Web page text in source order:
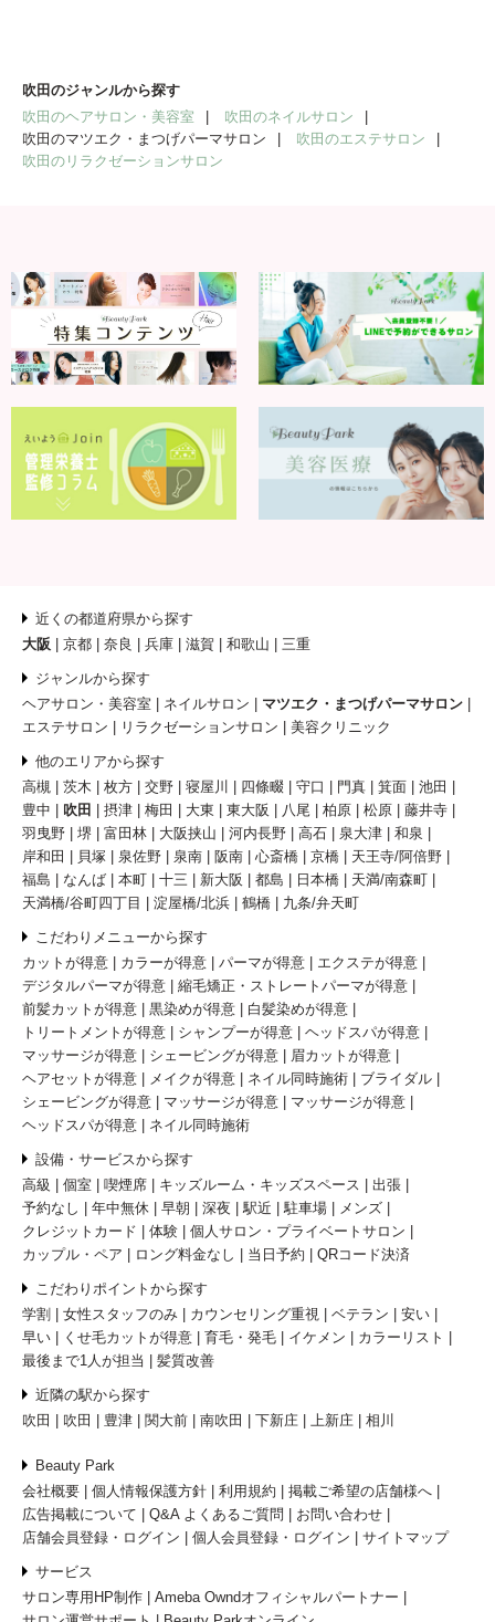
吹田のジャンルから探す
吹田のヘアサロン・美容室
吹田のネイルサロン
吹田のマツエク・まつげパーマサロン
吹田のエステサロン
吹田のリラクゼーションサロン
近くの都道府県から探す
大阪
京都 奈良 兵庫 滋賀 和歌山 三重
ジャンルから探す
ヘアサロン・美容室
ネイルサロン
マツエク・まつげパーマサロン
エステサロン
リラクゼーションサロン 美容クリニック
他のエリアから探す
高槻
茨木 枚方 交野 寝屋川 四條畷 守口 門真 箕面
池田
豊中
吹田 摂津 梅田 大東 東大阪 八尾 柏原 松原
藤井寺
羽曳野
堺 富田林 大阪挟山 河内長野 高石 泉大津
和泉
岸和田
貝塚 泉佐野 泉南 阪南 心斎橋 京橋
天王寺/阿倍野
福島
なんば 本町 十三 新大阪 都島 日本橋
天満/南森町
天満橋/谷町四丁目
淀屋橋/北浜 鶴橋 九条/弁天町
こだわりメニューから探す
カットが得意
カラーが得意 パーマが得意
エクステが得意
デジタルパーマが得意
縮毛矯正・ストレートパーマが得意
前髪カットが得意
黒染めが得意
白髪染めが得意
トリートメントが得意
シャンプーが得意
ヘッドスパが得意
マッサージが得意
シェービングが得意
眉カットが得意
ヘアセットが得意
メイクが得意 ネイル同時施術
ブライダル
シェービングが得意
マッサージが得意
マッサージが得意
ヘッドスパが得意
ネイル同時施術
設備・サービスから探す
高級
個室 喫煙席 キッズルーム・キッズスペース
出張
予約なし
年中無休 早朝 深夜 駅近 駐車場
メンズ
クレジットカード
体験
個人サロン・プライベートサロン
カップル・ペア
ロング料金なし 当日予約 QRコード決済
こだわりポイントから探す
学割
女性スタッフのみ カウンセリング重視 ベテラン
安い
早い
くせ毛カットが得意 育毛・発毛 イケメン
カラーリスト
最後まで1人が担当
髪質改善
近隣の駅から探す
吹田
吹田 豊津 関大前 南吹田 下新庄 上新庄 相川
Beauty Park
会社概要
個人情報保護方針 利用規約
掲載ご希望の店舗様へ
広告掲載について
Q&A よくあるご質問
お問い合わせ
店舗会員登録・ログイン
個人会員登録・ログイン サイトマップ
サービス
サロン専用HP制作
Ameba Owndオフィシャルパートナー